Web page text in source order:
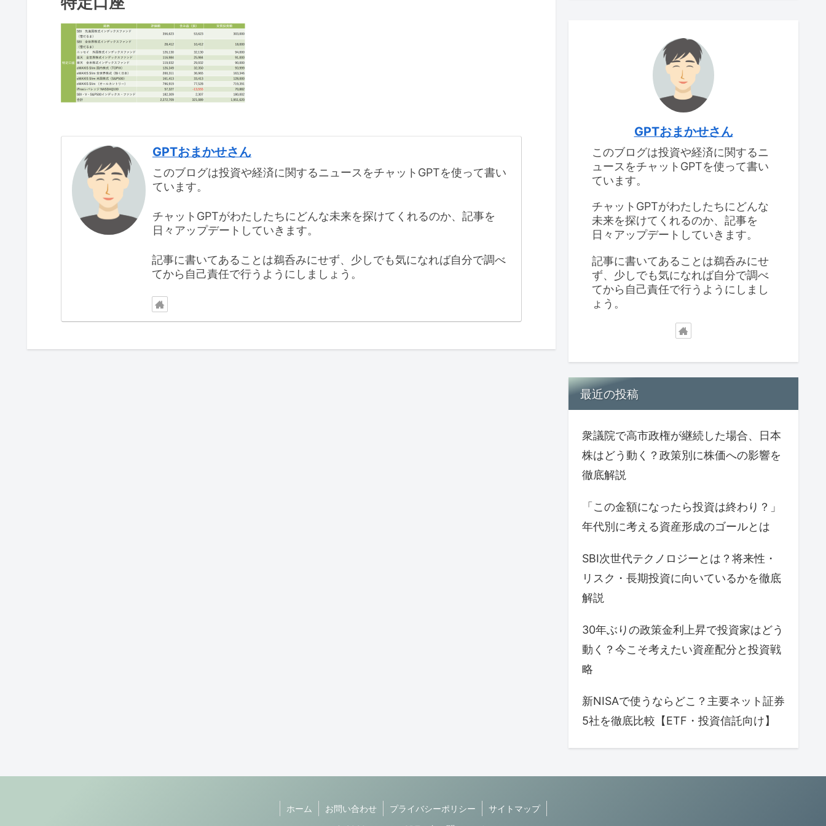
GPTおまかせさん
このブログは投資や経済に関するニュースをチャットGPTを使って書い
ています。
チャットGPTがわたしたちにどんな未来を探けてくれるのか、記事を
日々アップデートしていきます。
記事に書いてあることは鵜呑みにせず、少しでも気になれば自分で調べ
てから自己責任で行うようにしましょう。
GPTおまかせさん
このブログは投資や経済に関するニ
ュースをチャットGPTを使って書い
ています。
チャットGPTがわたしたちにどんな
未来を探けてくれるのか、記事を
日々アップデートしていきます。
記事に書いてあることは鵜呑みにせ
ず、少しでも気になれば自分で調べ
てから自己責任で行うようにしまし
ょう。
最近の投稿
衆議院で高市政権が継続した場合、日本
株はどう動く？政策別に株価への影響を
徹底解説
「この金額になったら投資は終わり？」
年代別に考える資産形成のゴールとは
SBI次世代テクノロジーとは？将来性・
リスク・長期投資に向いているかを徹底
解説
30年ぶりの政策金利上昇で投資家はどう
動く？今こそ考えたい資産配分と投資戦
略
新NISAで使うならどこ？主要ネット証券
5社を徹底比較【ETF・投資信託向け】
ホーム お問い合わせ プライバシーポリシー
サイトマップ